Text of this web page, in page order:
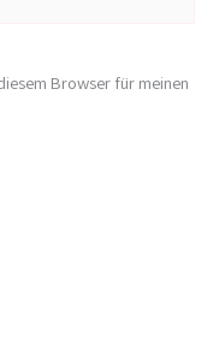
Browser für meinen